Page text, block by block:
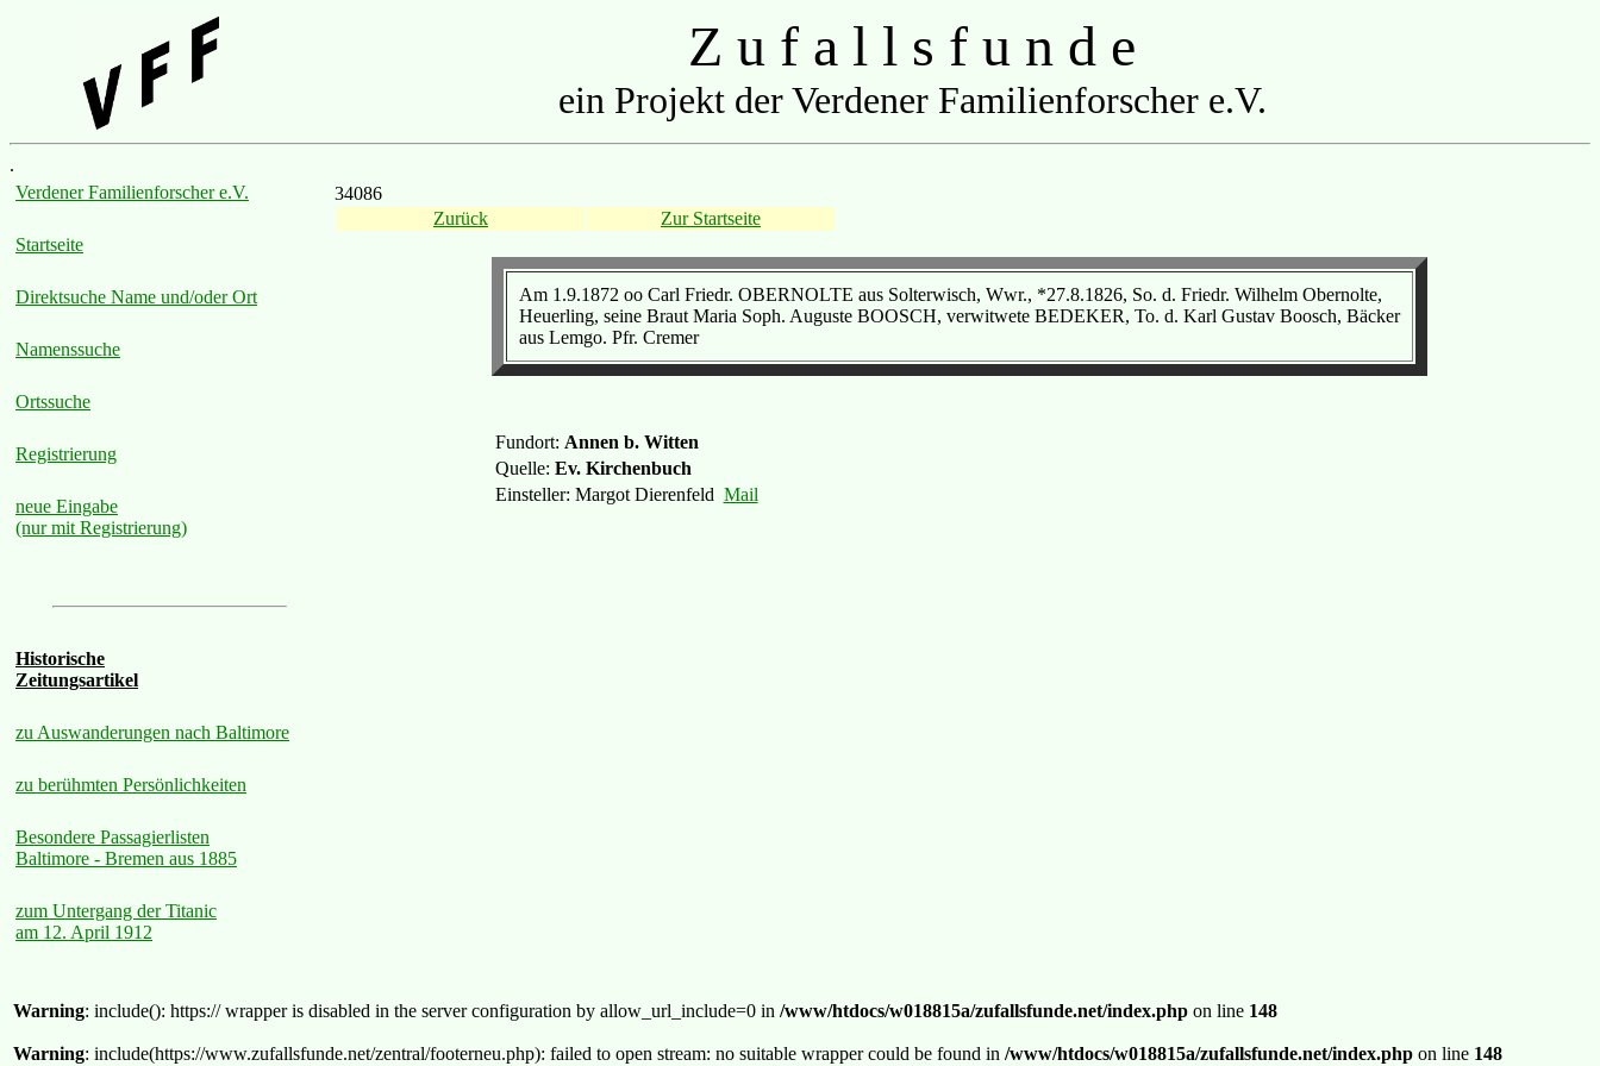
Z u f a l l s f u n d e
ein Projekt der Verdener Familienforscher e.V.
.
Verdener Familienforscher e.V.
Startseite
Direktsuche Name und/oder Ort
Namenssuche
Ortssuche
Registrierung
neue Eingabe
(nur mit Registrierung)
Historische
Zeitungsartikel
zu Auswanderungen nach Baltimore
zu berühmten Persönlichkeiten
Besondere Passagierlisten
Baltimore - Bremen aus 1885
zum Untergang der Titanic
am 12. April 1912
34086
Zurück
Zur Startseite
Am 1.9.1872 oo Carl Friedr. OBERNOLTE aus Solterwisch, Wwr., *27.8.1826, So. d. Friedr. Wilhelm Obernolte,
Heuerling, seine Braut Maria Soph. Auguste BOOSCH, verwitwete BEDEKER, To. d. Karl Gustav Boosch, Bäcker
aus Lemgo. Pfr. Cremer
Fundort: Annen b. Witten
Quelle: Ev. Kirchenbuch
Einsteller: Margot Dierenfeld Mail
Warning: include(): https:// wrapper is disabled in the server configuration by allow_url_include=0 in /www/htdocs/w018815a/zufallsfunde.net/index.php on line 148
Warning: include(https://www.zufallsfunde.net/zentral/footerneu.php): failed to open stream: no suitable wrapper could be found in /www/htdocs/w018815a/zufallsfunde.net/index.php on line 148